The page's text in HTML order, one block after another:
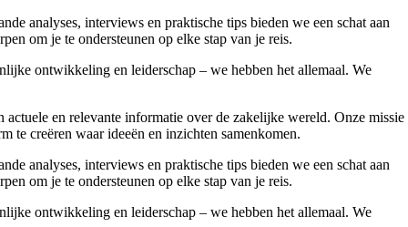
analyses, interviews en praktische tips bieden we een schat aan
om je te ondersteunen op elke stap van je reis.
ontwikkeling en leiderschap – we hebben het allemaal. We
en relevante informatie over de zakelijke wereld. Onze missie
te creëren waar ideeën en inzichten samenkomen.
analyses, interviews en praktische tips bieden we een schat aan
om je te ondersteunen op elke stap van je reis.
ontwikkeling en leiderschap – we hebben het allemaal. We